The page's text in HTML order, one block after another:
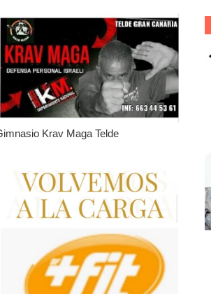
Krav Maga Telde